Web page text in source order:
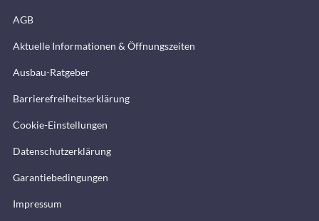
AGB
Aktuelle Informationen & Öffnungszeiten
Ausbau-Ratgeber
Barrierefreiheitserklärung
Cookie-Einstellungen
Datenschutzerklärung
Garantiebedingungen
Impressum